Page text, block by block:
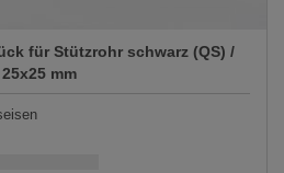
für Stützrohr schwarz (QS) /
25x25 mm